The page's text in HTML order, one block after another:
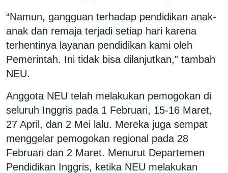
“Namun, gangguan terhadap pendidikan anak-
anak dan remaja terjadi setiap hari karena
terhentinya layanan pendidikan kami oleh
Pemerintah. Ini tidak bisa dilanjutkan,” tambah
NEU.
Anggota NEU telah melakukan pemogokan di
seluruh Inggris pada 1 Februari, 15-16 Maret,
27 April, dan 2 Mei lalu. Mereka juga sempat
menggelar pemogokan regional pada 28
Februari dan 2 Maret. Menurut Departemen
Pendidikan Inggris, ketika NEU melakukan